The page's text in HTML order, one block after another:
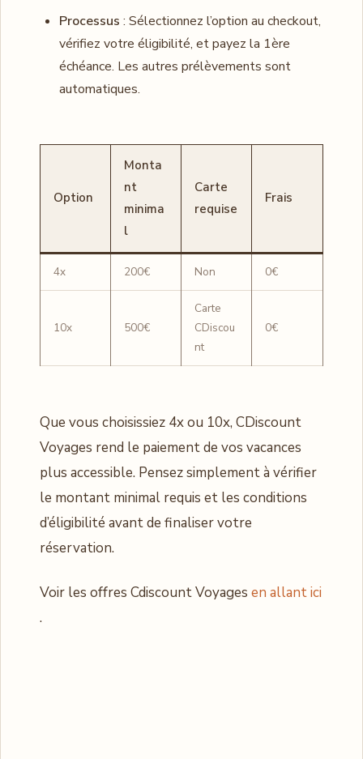
Processus : Sélectionnez l’option au checkout,
vérifiez votre éligibilité, et payez la 1ère
échéance. Les autres prélèvements sont
automatiques.
Option
Monta
nt
minima
l
Carte
requise
Frais
4x 200€ Non 0€
10x 500€
Carte
CDiscou
nt
0€
Que vous choisissiez 4x ou 10x, CDiscount
Voyages rend le paiement de vos vacances
plus accessible. Pensez simplement à vérifier
le montant minimal requis et les conditions
d’éligibilité avant de finaliser votre
réservation.
Voir les offres Cdiscount Voyages en allant ici
.